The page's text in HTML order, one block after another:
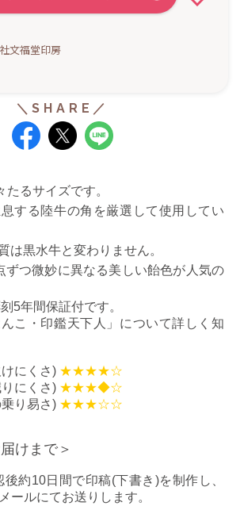
文福堂印房
るサイズです。
する陸牛の角を厳選して使用してい
は黒水牛と変わりません。
ずつ微妙に異なる美しい飴色が人気の
5年間保証付です。
んこ・印鑑天下人」について詳しく知
にくさ) ★★★★☆
にくさ) ★★★◆☆
り易さ) ★★★☆☆
けまで＞
後約10日間で印稿(下書き)を制作し、
ールにてお送りします。